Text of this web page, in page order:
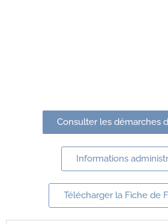
Consulter les démarches
Informations
Télécharger la Fiche de